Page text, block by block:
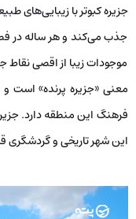
جزیره کبوتر با زیبایی‌های
جذب می‌کند و هر ساله در
موجودات زیبا از اقصی
معنی «جزیره پرنده» است و
فرهنگ این منطقه دارد.
این شهر تاریخی و گردشگری